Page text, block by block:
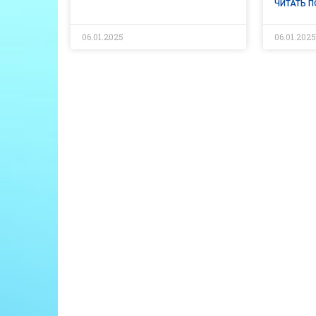
06.01.2025
ЧИТАТЬ
06.01.2025